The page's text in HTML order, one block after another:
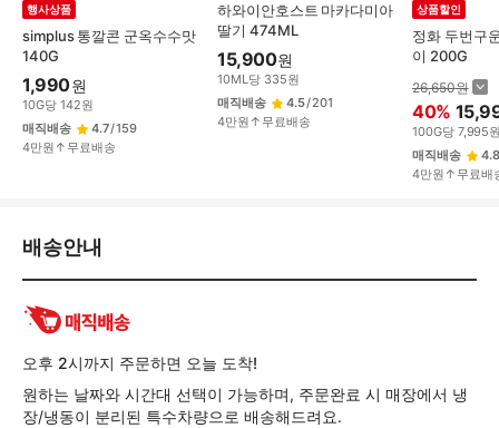
simplus 통깔콘 군옥수수맛
140G
행사상품
1,990원
10G당 142원
매직배송
4.7/159
4만원↑무료배송
하와이안호스트 마카다미아
딸기 474ML
15,900원
10ML당 335원
매직배송
4.5/201
4만원↑무료배송
정화 두번구
이 200G
상품할인
26,650원
40%
100G당 7,995
매직배송
4.8
4만원↑무료배
배
환/
품
보
배송안내
오후 2시까지 주문하면 오늘 도착!
원하는 날짜와 시간대 선택이 가능하며, 주문완료 시 매장에서 냉
장/냉동이 분리된 특수차량으로 배송해드려요.